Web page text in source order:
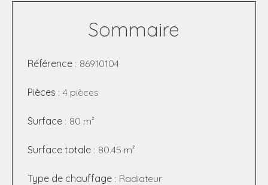
Sommaire
Référence 86910104
Pièces 4 pièces
Surface 80 m²
Surface totale 80.45 m²
Type de chauffage Radiateur